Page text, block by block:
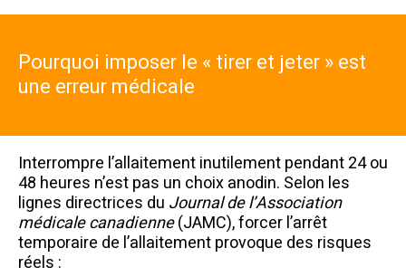
Pourquoi imposer le « tirer et jeter » est
une erreur médicale
Interrompre l’allaitement inutilement pendant 24 ou
48 heures n’est pas un choix anodin. Selon les
lignes directrices du Journal de l’Association
médicale canadienne(JAMC), forcer l’arrêt
temporaire de l’allaitement provoque des risques
réels :